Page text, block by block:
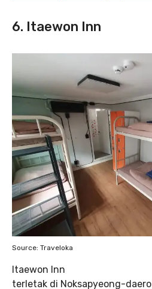
6. Itaewon Inn
Source: Traveloka
Itaewon Inn
terletak di Noksapyeong-daero